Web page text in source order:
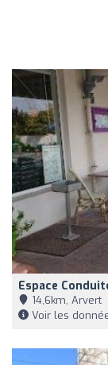
Espace
14,6km, Arvert
Voir les